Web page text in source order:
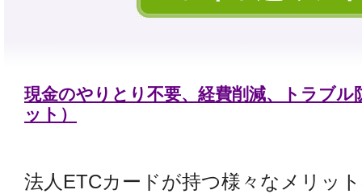
現金のやりとり不要、経費削減、トラブ
ット）
法人ETCカードが持つ様々なメリッ